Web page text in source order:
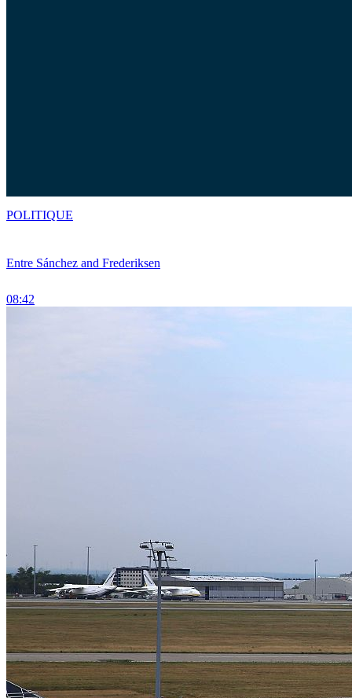
Entre Sánchez and Frederiksen
08:42
POLITIQUE